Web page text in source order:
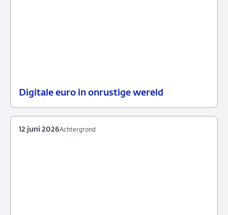
Digitale euro in onrustige wereld
2026
Achtergrond
12 juni 2026